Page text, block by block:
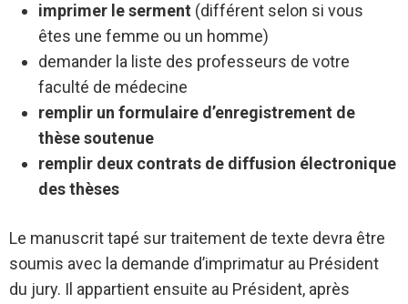
imprimer le serment (différent selon si vous
êtes une femme ou un homme)
demander la liste des professeurs de votre
faculté de médecine
remplir un formulaire d’enregistrement de
thèse soutenue
remplir deux contrats de diffusion électronique
des thèses
Le manuscrit tapé sur traitement de texte devra être
soumis avec la demande d’imprimatur au Président
du jury. Il appartient ensuite au Président, après